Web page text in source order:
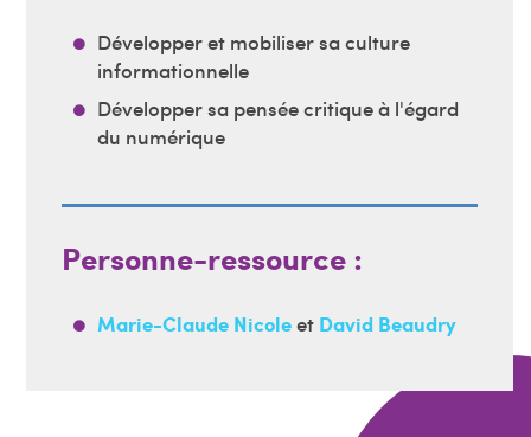
Développer et mobiliser sa culture
informationnelle
Développer sa pensée critique à l'égard
du numérique
Personne-ressource :
Marie-Claude Nicoleet David Beaudry